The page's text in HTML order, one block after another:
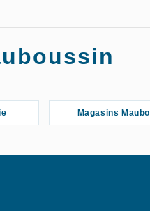
Magasins